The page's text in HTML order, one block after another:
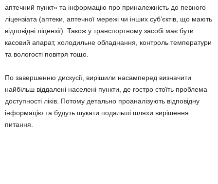
аптечний пункт» та інформацію про приналежність до певного
ліцензіата (аптеки, аптечної мережі чи інших субʼєктів, що мають
відповідні ліцензії). Також у транспортному засобі має бути
касовий апарат, холодильне обладнання, контроль температури
та вологості повітря тощо.
По завершенню дискусії, вирішили насамперед визначити
найбільш віддалені населені пункти, де гостро стоїть проблема
доступності ліків. Потому детально проаналізують відповідну
інформацію та будуть шукати подальші шляхи вирішення
питання.